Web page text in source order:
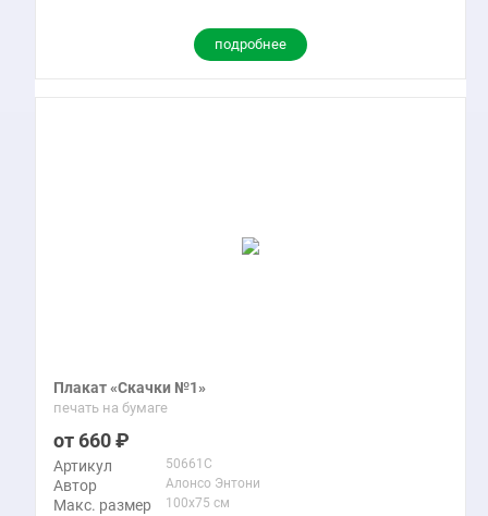
подробнее
Плакат «Скачки №1»
печать на бумаге
660
Артикул 50661C
Автор Алонсо Энтони
Макс. размер 100x75 см